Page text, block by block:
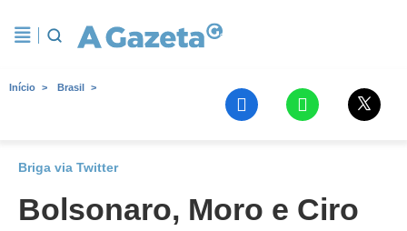
Início Brasil
Briga via Twitter
Bolsonaro, Moro e Ciro